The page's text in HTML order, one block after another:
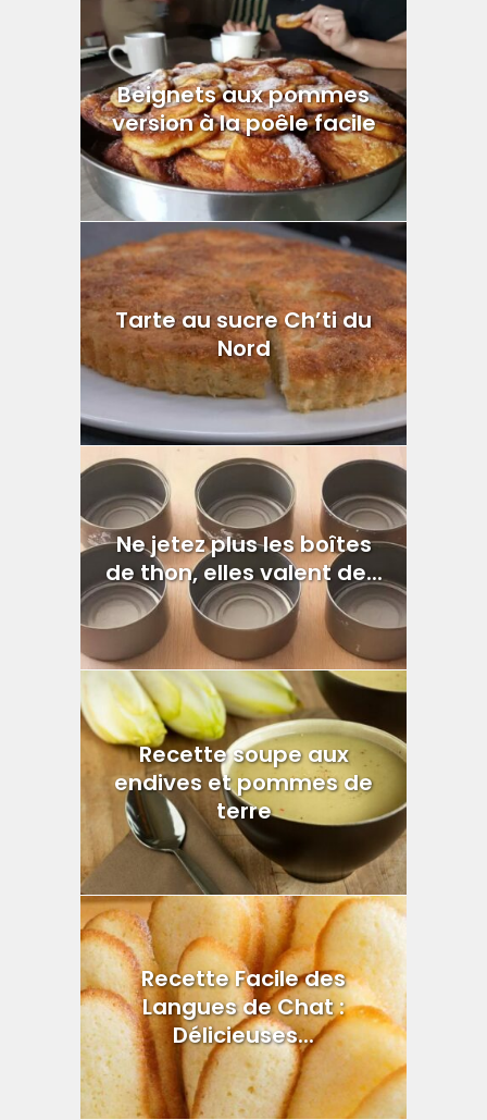
Beignets aux pommes
version à la poêle facile
Tarte au sucre Ch’ti du
Nord
Ne jetez plus les boîtes
de thon, elles valent de...
Recette soupe aux
endives et pommes de
terre
Recette Facile des
Langues de Chat :
Délicieuses...